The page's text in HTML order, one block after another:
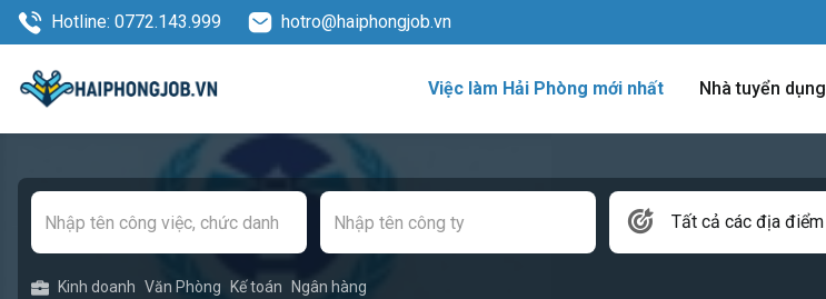
Hotline: 0772.143.999 hotro@haiphongjob.vn
Việc làm Hải Phòng mới nhất Nhà tuyển dụng
Tất cả các địa điểm
Kinh doanh Văn Phòng Kế toán Ngân hàng